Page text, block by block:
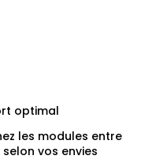
optimal
les modules entre
vos envies